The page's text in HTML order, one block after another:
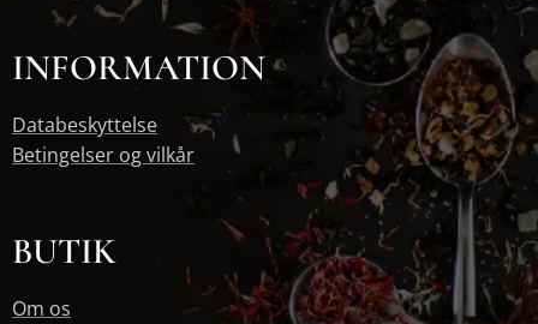
INFORMATION
Databeskyttelse
Betingelser og vilkår
BUTIK
Om os